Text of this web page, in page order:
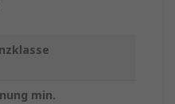
min.